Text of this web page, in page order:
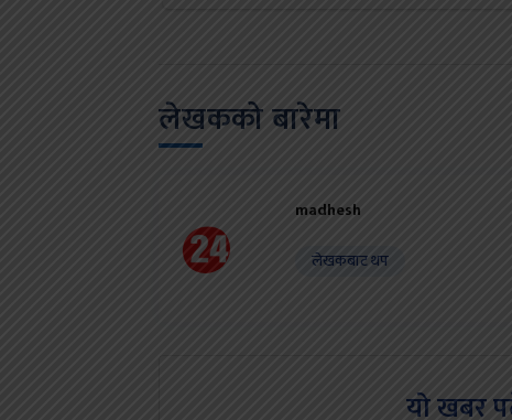
लेखकको बारेमा
madhesh
लेखकबाट थप
यो खबर